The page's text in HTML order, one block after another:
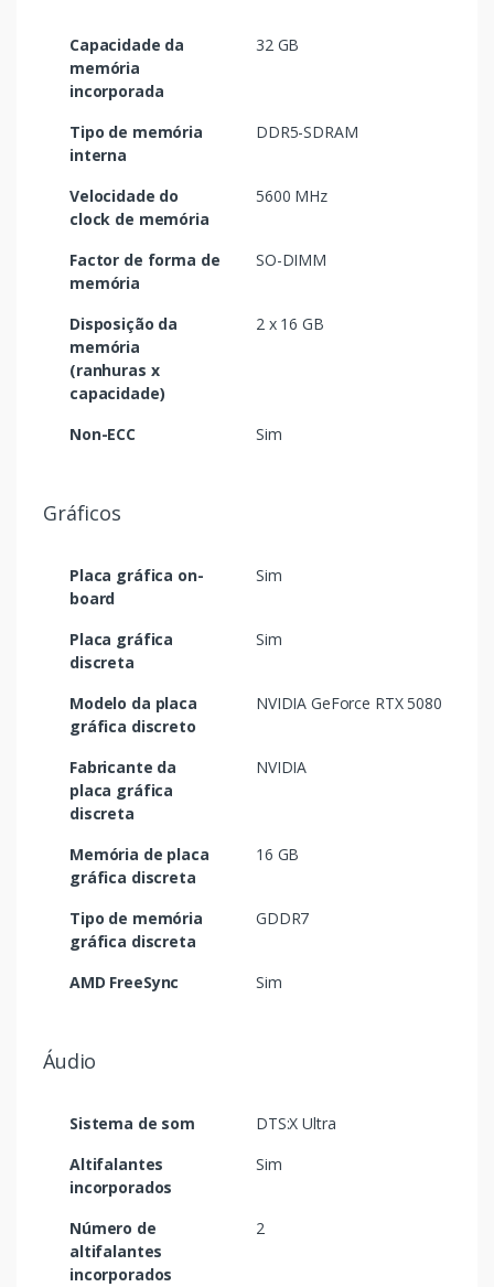
Capacidade da
memória
incorporada
32 GB
Tipo de memória
interna
DDR5-SDRAM
Velocidade do
clock de memória
5600 MHz
Factor de forma de
memória
SO-DIMM
Disposição da
memória
(ranhuras x
capacidade)
2 x 16 GB
Non-ECC Sim
Gráficos
Placa gráfica on-
board
Sim
Placa gráfica
discreta
Sim
Modelo da placa
gráfica discreto
NVIDIA GeForce RTX 5080
Fabricante da
placa gráfica
discreta
NVIDIA
Memória de placa
gráfica discreta
16 GB
Tipo de memória
gráfica discreta
GDDR7
AMD FreeSync Sim
Áudio
Sistema de som
DTS:X Ultra
Altifalantes
incorporados
Sim
Número de
altifalantes
incorporados
2